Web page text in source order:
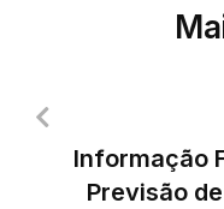
Informação
Previsão